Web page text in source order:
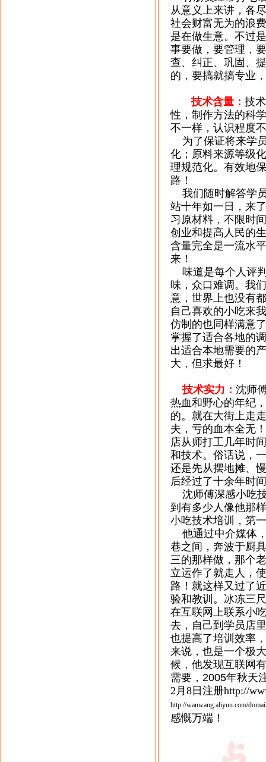
从意义上来讲，各
社会财富无为的浪
是在做生意。不过
事要做，要管理，
查、纠正、巩固、
的，要搞就搞专业
技术含量： 技
性，制作方法的科
不一样，认识程度
为了保证将来学
化；原料来源等级
理规范化。有效地
路！
我们随时解答学
站十年如一日，来
习原材料，不限时
创业和提高人民的
含量完全是一流水
来！
味道是每个人评
味，众口难调。我
意，世界上也没有
自己喜欢的小吃来
仿制的也同样满意
掌握了适合各地的
出适合本地需要的
大，但求最好！
技术实力： 沈师
热血和野心的年纪
的。就在大街上走
夫，亏的血本全无
店从师打工几年时
和技术。俗话说，
还是先从摆地摊、
后经过了十余年时
沈师傅深感小吃
到有多少人像他那
小吃技术培训，第
他通过中介媒体
巷之间，奔波于厨
三的那样做，那个
立运作了就走人，
路！就这样又过了
验和教训。冰冻三
在互联网上联系小
去，自己到学员店
也提高了培训效率
来说，也是一个极
候，他发现互联网
需要， 2005年秋天
2月8日注册http://
http://wanwang.aliyun.com/
感慨万端！